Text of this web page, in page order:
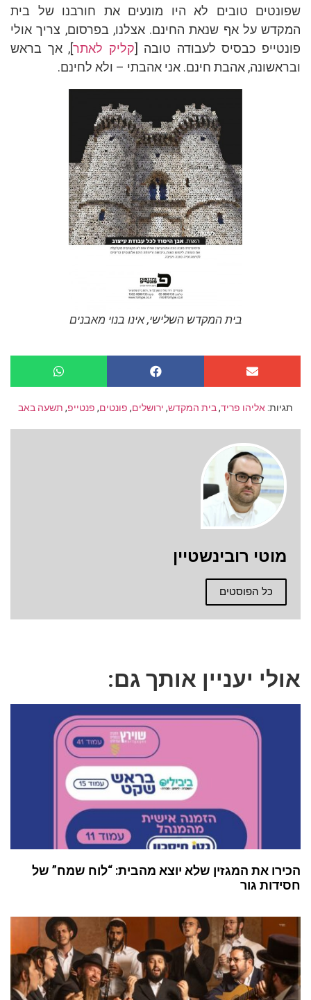
שפונטים טובים לא היו מונעים את חורבנו של בית
המקדש על אף שנאת החינם. אצלנו, בפרסום, צריך אולי
פונטייפ כבסיס לעבודה טובה [קליק לאתר], אך בראש
ובראשונה, אהבת חינם. אני אהבתי – ולא לחינם.
בית המקדש השלישי, אינו בנוי מאבנים
תגיות: אליהו פריד,בית המקדש, ירושלים, פונטים, פנטייפ, תשעה באב
מוטי רובינשטיין
כל הפוסטים
אולי יעניין אותך גם:
הכירו את המגזין שלא יוצא מהבית: “לוח שמח” של
חסידות גור